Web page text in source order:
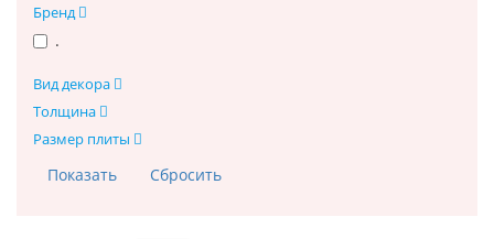
Бренд
.
Вид декора
Толщина
Размер плиты